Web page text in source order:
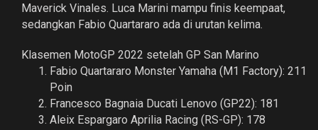
Maverick Vinales. Luca Marini mampu finis keempaat,
sedangkan Fabio Quartararo ada di urutan kelima.
Klasemen MotoGP 2022 setelah GP San Marino
Fabio Quartararo Monster Yamaha (M1 Factory): 211
Poin
Francesco Bagnaia Ducati Lenovo (GP22): 181
Aleix Espargaro Aprilia Racing (RS-GP): 178